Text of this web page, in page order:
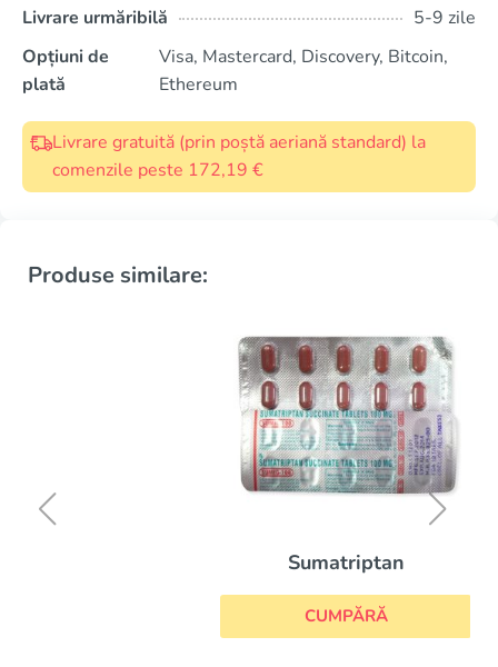
Livrare urmăribilă
5-9 zile
Opțiuni de
plată
Visa, Mastercard, Discovery, Bitcoin,
Ethereum
Livrare gratuită (prin poștă aeriană standard) la
comenzile peste 172,19 €
Produse similare:
Sumatriptan